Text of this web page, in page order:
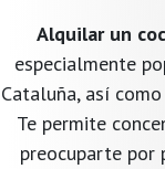
Alquilar un
especialmente
Cataluña, así
Te permite
preocuparte por